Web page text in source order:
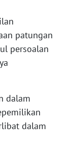
patungan
persoalan
dalam
dalam